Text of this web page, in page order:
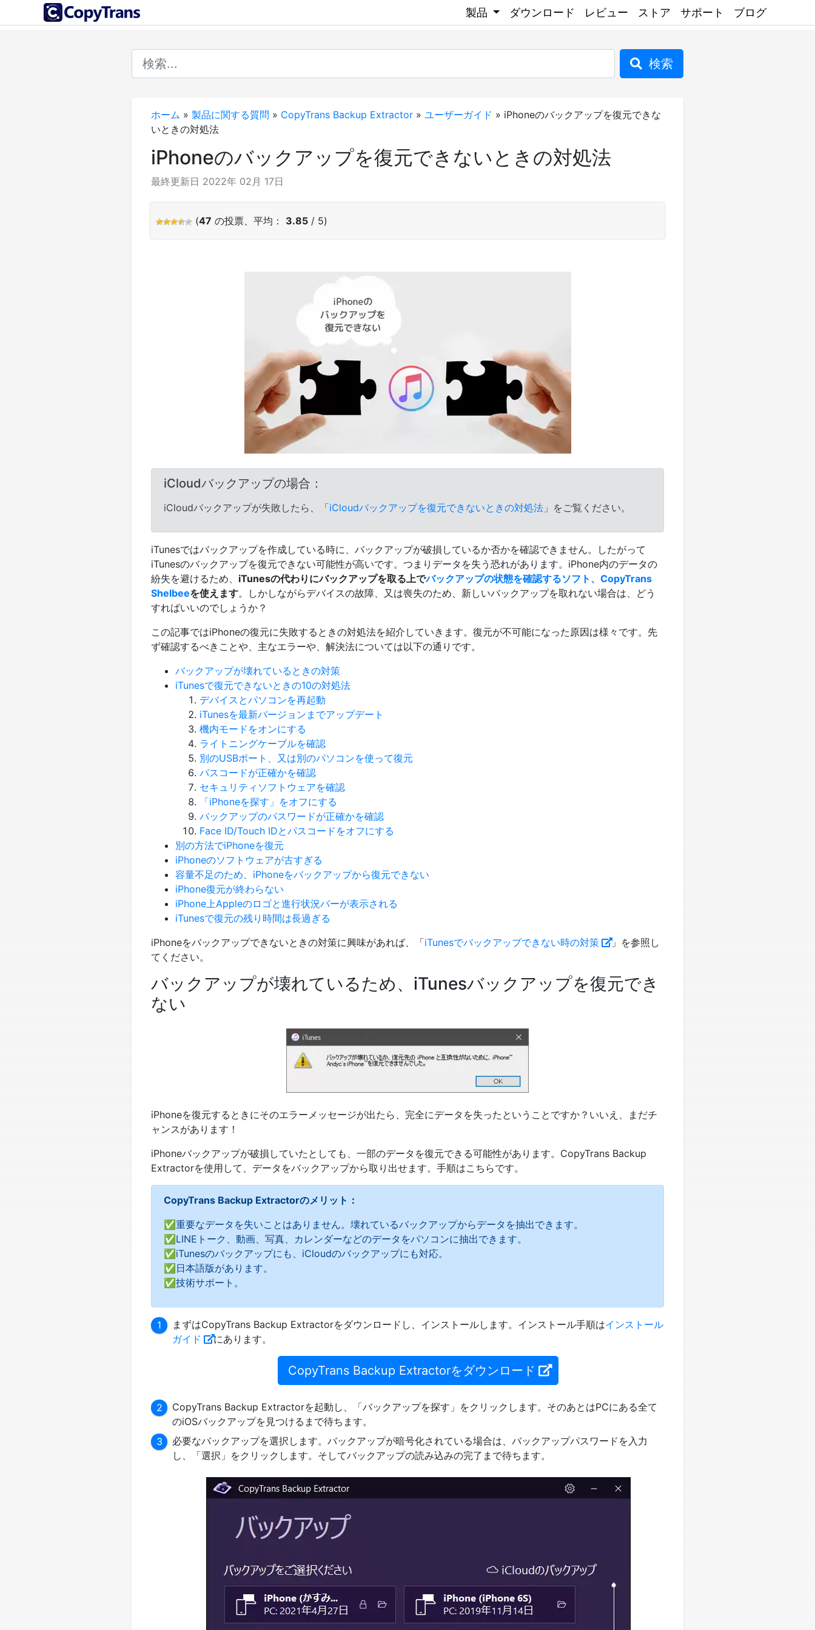
製品 ダウンロード レビュー ストア サポート ブログ
検索
ホーム » 製品に関する質問 » CopyTrans Backup Extractor » ユーザーガイド » iPhoneのバックアップを復元できな
いときの対処法
iPhoneのバックアップを復元できないときの対処法
最終更新日 2022年 02月 17日
(47 の投票、平均： 3.85 / 5)
iCloudバックアップの場合：
iCloudバックアップが失敗したら、「iCloudバックアップを復元できないときの対処法 」をご覧ください。
iTunesではバックアップを作成している時に、バックアップが破損しているか否かを確認できません。したがって
iTunesのバックアップを復元できない可能性が高いです。つまりデータを失う恐れがあります。iPhone内のデータの
紛失を避けるため、 iTunesの代わりにバックアップを取る上でバックアップの状態を確認するソフト、CopyTrans
Shelbeeを使えます。しかしながらデバイスの故障、又は喪失のため、新しいバックアップを取れない場合は、どう
すればいいのでしょうか？
この記事ではiPhoneの復元に失敗するときの対処法を紹介していきます。復元が不可能になった原因は様々です。先
ず確認するべきことや、主なエラーや、解決法については以下の通りです。
バックアップが壊れているときの対策
iTunesで復元できないときの10の対処法
デバイスとパソコンを再起動
iTunesを最新バージョンまでアップデート
機内モードをオンにする
ライトニングケーブルを確認
別のUSBポート、又は別のパソコンを使って復元
パスコードが正確かを確認
セキュリティソフトウェアを確認
「iPhoneを探す」をオフにする
バックアップのパスワードが正確かを確認
Face ID/Touch IDとパスコードをオフにする
別の方法でiPhoneを復元
iPhoneのソフトウェアが古すぎる
容量不足のため、iPhoneをバックアップから復元できない
iPhone復元が終わらない
iPhone上Appleのロゴと進行状況バーが表示される
iTunesで復元の残り時間は長過ぎる
iPhoneをバックアップできないときの対策に興味があれば、「iTunesでバックアップできない時の対策
」を参照し
てください。
バックアップが壊れているため、iTunesバックアップを復元でき
ない
iPhoneを復元するときにそのエラーメッセージが出たら、完全にデータを失ったということですか？いいえ、まだチ
ャンスがあります！
iPhoneバックアップが破損していたとしても、一部のデータを復元できる可能性があります。CopyTrans Backup
Extractorを使用して、データをバックアップから取り出せます。手順はこちらです。
CopyTrans Backup Extractorのメリット：
✅重要なデータを失いことはありません。壊れているバックアップからデータを抽出できます。
✅LINEトーク、動画、写真、カレンダーなどのデータをパソコンに抽出できます。
✅iTunesのバックアップにも、iCloudのバックアップにも対応。
✅日本語版があります。
✅技術サポート。
まずはCopyTrans Backup Extractorをダウンロードし、インストールします。インストール手順はインストール
ガイド
にあります。
CopyTrans Backup Extractorをダウンロード
CopyTrans Backup Extractorを起動し、「バックアップを探す」をクリックします。そのあとはPCにある全て
のiOSバックアップを見つけるまで待ちます。
必要なバックアップを選択します。バックアップが暗号化されている場合は、バックアップパスワードを入力
し、「選択」をクリックします。そしてバックアップの読み込みの完了まで待ちます。